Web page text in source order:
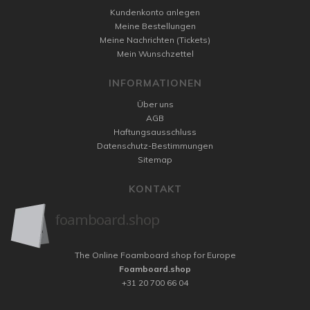
Kundenkonto anlegen
Meine Bestellungen
Meine Nachrichten (Tickets)
Mein Wunschzettel
INFORMATIONEN
Über uns
AGB
Haftungsausschluss
Datenschutz-Bestimmungen
Sitemap
KONTAKT
The Online Foamboard shop for Europe
Foamboard.shop
+31 20 700 66 04